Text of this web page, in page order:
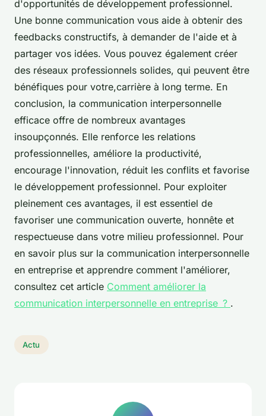
d'opportunités de développement professionnel.
Une bonne communication vous aide à obtenir des
feedbacks constructifs, à demander de l'aide et à
partager vos idées. Vous pouvez également créer
des réseaux professionnels solides, qui peuvent être
bénéfiques pour votre,carrière à long terme. En
conclusion, la communication interpersonnelle
efficace offre de nombreux avantages
insoupçonnés. Elle renforce les relations
professionnelles, améliore la productivité,
encourage l'innovation, réduit les conflits et favorise
le développement professionnel. Pour exploiter
pleinement ces avantages, il est essentiel de
favoriser une communication ouverte, honnête et
respectueuse dans votre milieu professionnel. Pour
en savoir plus sur la communication interpersonnelle
en entreprise et apprendre comment l'améliorer,
consultez cet article Comment améliorer la
communication interpersonnelle en entreprise ? .
Actu